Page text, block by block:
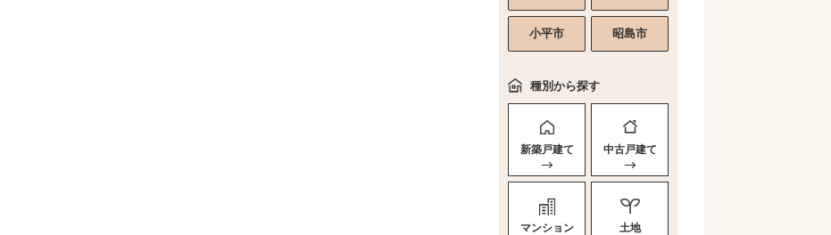
小平市 昭島市
種別から探す
新築戸建て 中古戸建て
マンション 土地